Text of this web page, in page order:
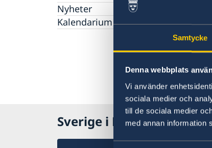
Samtycke
Denna webbplats
Vi använder
sociala medier och
till de sociala medier
med annan information
Vi är en resurs för svenska företag
Team Sweden
Så kan du få stöd
Svenska företag i Belgien och Luxemburg
Anmäl handelshinder
Nyheter
Kalendarium
Sverige i Belgien